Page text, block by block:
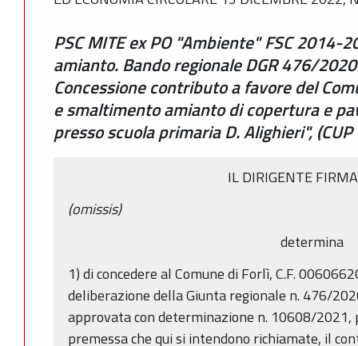
PSC MITE ex PO "Ambiente" FSC 2014-
amianto. Bando regionale DGR 476/
Concessione contributo a favore del
e smaltimento amianto di copertura e
presso scuola primaria D. Alighieri",
IL DIRIGENTE
(omissis)
determina
1) di concedere al Comune di Forlì, C.F.
deliberazione della Giunta regionale n. 476/
approvata con determinazione n. 10608/2021,
premessa che qui si intendono richiamate, il